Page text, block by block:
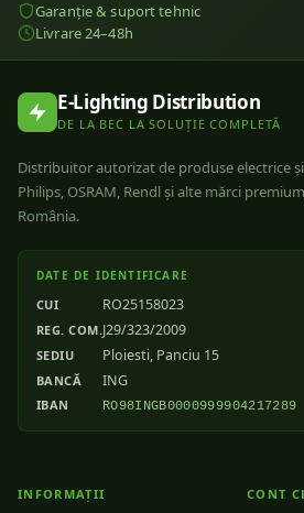
Garanție & suport tehnic
Livrare 24–48h
E-Lighting Distribution
DE LA BEC LA SOLUȚIE COMPLETĂ
Distribuitor autorizat de produse electrice
Philips, OSRAM, Rendl și alte mărci
România.
DATE DE IDENTIFICARE
CUI RO25158023
REG. COM.J29/323/2009
SEDIU Ploiesti, Panciu 15
BANCĂ ING
IBAN RO98INGB0000999904217289
INFORMAȚII CONT